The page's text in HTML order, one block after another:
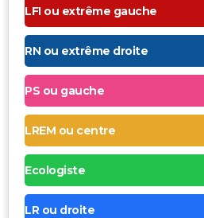
LFI ou extrême gauche
RN ou extrême droite
PS ou gauche
LREM ou centre
Ecologiste
LR ou droite